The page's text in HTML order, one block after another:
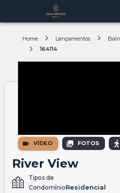
Home Lançamentos
164114
VÍDEO FOTOS
River View
Tipos de
CondomínioResidencial